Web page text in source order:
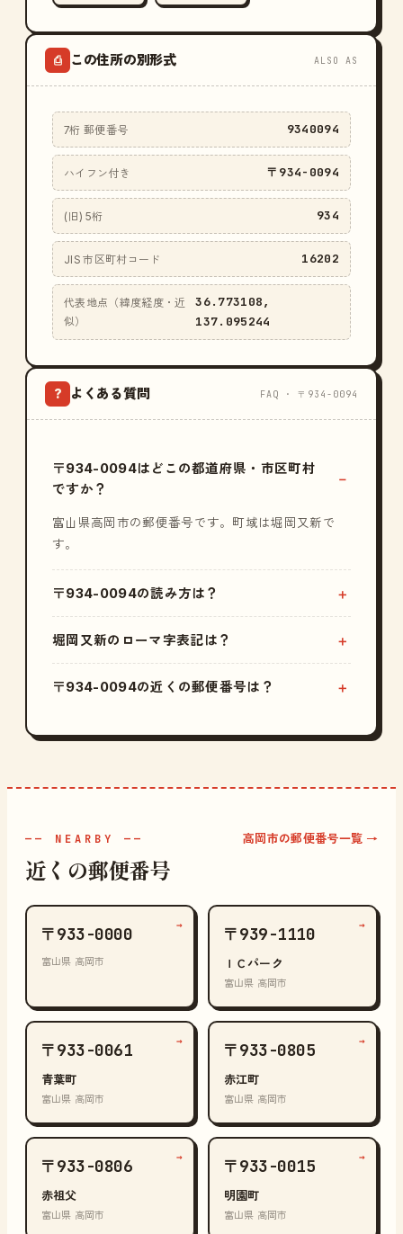
⎙ この住所の別形式 ALSO AS
7桁 郵便番号 9340094
ハイフン付き 〒934-0094
(旧) 5桁 934
JIS 市区町村コード 16202
代表地点（緯度経度・近
似）
36.773108,
137.095244
? よくある質問 FAQ · 〒934-0094
〒934-0094はどこの都道府県・市区町村
ですか？
富山県高岡市の郵便番号です。町域は堀岡又新で
す。
〒934-0094の読み方は？
堀岡又新のローマ字表記は？
〒934-0094の近くの郵便番号は？
—— NEARBY ——
近くの郵便番号
高岡市の郵便番号一覧 →
〒933-0000
富山県 高岡市
→ 〒939-1110
ＩＣパーク
富山県 高岡市
→
〒933-0061
青葉町
富山県 高岡市
→ 〒933-0805
赤江町
富山県 高岡市
→
〒933-0806
赤祖父
富山県 高岡市
→ 〒933-0015
明園町
富山県 高岡市
→